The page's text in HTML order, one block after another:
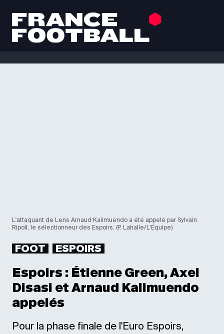
L'attaquant de Lens Arnaud Kalimuendo a été appelé par Sylvain
Ripoll, le sélectionneur des Espoirs. (P. Lahalle/L'Équipe)
FOOT ESPOIRS
Espoirs : Étienne Green, Axel
Disasi et Arnaud Kalimuendo
appelés
Pour la phase finale de l'Euro Espoirs,